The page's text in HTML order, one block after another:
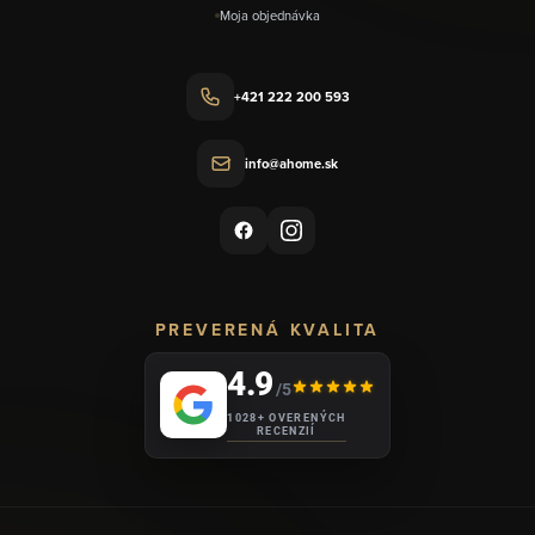
Moja objednávka
+421 222 200 593
info@ahome.sk
PREVERENÁ KVALITA
4.9/5
1028+ OVERENÝCH
RECENZIÍ